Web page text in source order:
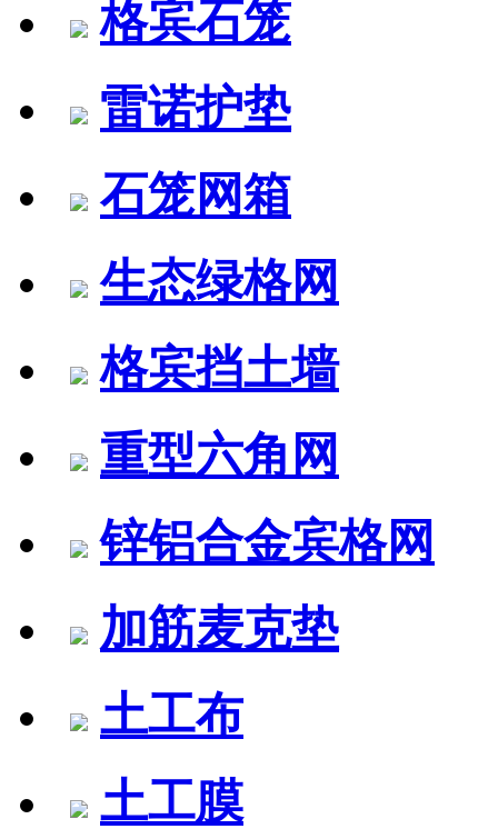
格宾石笼
雷诺护垫
石笼网箱
生态绿格网
格宾挡土墙
重型六角网
锌铝合金宾格网
加筋麦克垫
土工布
土工膜